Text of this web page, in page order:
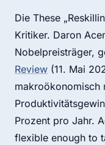
Die These
Kritiker. Daron
Nobelpreisträger,
Review (11. Mai
makroökonomisch
Prozent pro Jahr.
flexible enough to